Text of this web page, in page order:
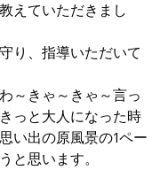
えていただきまし
り、指導いただいて
～きゃ～きゃ～言っ
っと大人になった時
い出の原風景の1ペー
と思います。